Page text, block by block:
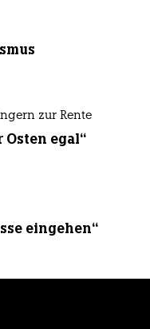
zur Rente
Osten egal“
eingehen“